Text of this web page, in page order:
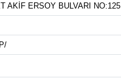
AKİF ERSOY BULVARI